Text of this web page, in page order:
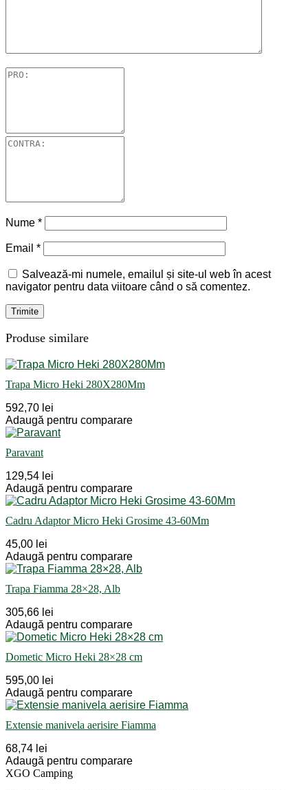
Nume *
Email *
Salvează-mi numele, emailul și site-ul web în acest
navigator pentru data viitoare când o să comentez.
Produse similare
Trapa Micro Heki 280X280Mm
592,70 lei
Adaugă pentru comparare
Paravant
129,54 lei
Adaugă pentru comparare
Cadru Adaptor Micro Heki Grosime 43-60Mm
45,00 lei
Adaugă pentru comparare
Trapa Fiamma 28×28, Alb
305,66 lei
Adaugă pentru comparare
Dometic Micro Heki 28×28 cm
595,00 lei
Adaugă pentru comparare
Extensie manivela aerisire Fiamma
68,74 lei
Adaugă pentru comparare
XGO Camping